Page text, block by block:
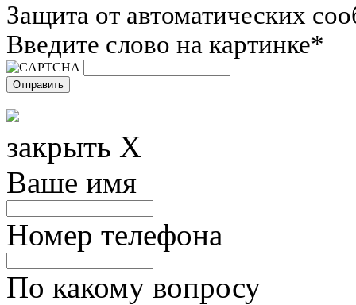
Защита от автоматических
Введите слово на картинке*
закрыть X
Ваше имя
Номер телефона
По какому вопросу